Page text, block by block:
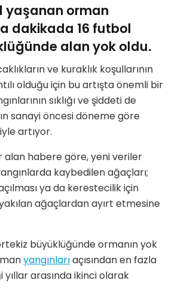
yaşanan orman
dakikada 16 futbol
alan yok oldu.
ve kuraklık koşullarının
olduğu için bu artışta önemli bir
sıklığı ve şiddeti de
sanayi öncesi döneme göre
artıyor.
alan habere göre, yeni veriler
kaybedilen ağaçları;
ya da kerestecilik için
ağaçlardan ayırt etmesine
büyüklüğünde ormanın yok
yangınlarıaçısından en fazla
yıllar arasında ikinci olarak